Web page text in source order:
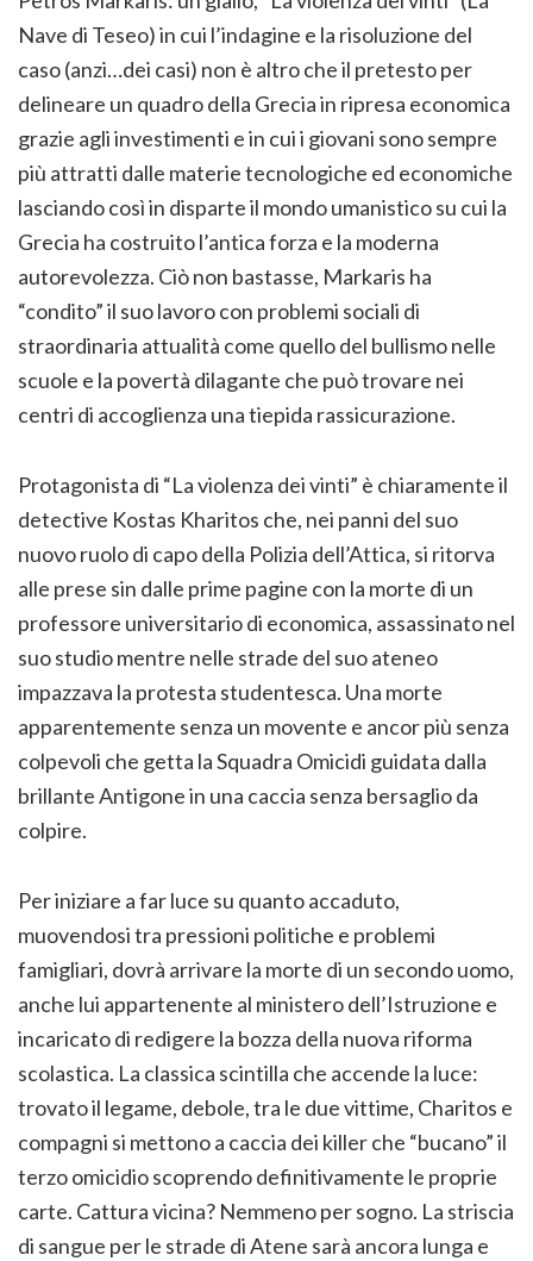
Nave di Teseo) in cui l’indagine e la risoluzione del
caso (anzi…dei casi) non è altro che il pretesto per
delineare un quadro della Grecia in ripresa economica
grazie agli investimenti e in cui i giovani sono sempre
più attratti dalle materie tecnologiche ed economiche
lasciando così in disparte il mondo umanistico su cui la
Grecia ha costruito l’antica forza e la moderna
autorevolezza. Ciò non bastasse, Markaris ha
“condito” il suo lavoro con problemi sociali di
straordinaria attualità come quello del bullismo nelle
scuole e la povertà dilagante che può trovare nei
centri di accoglienza una tiepida rassicurazione.
Protagonista di “La violenza dei vinti” è chiaramente il
detective Kostas Kharitos che, nei panni del suo
nuovo ruolo di capo della Polizia dell’Attica, si ritorva
alle prese sin dalle prime pagine con la morte di un
professore universitario di economica, assassinato nel
suo studio mentre nelle strade del suo ateneo
impazzava la protesta studentesca. Una morte
apparentemente senza un movente e ancor più senza
colpevoli che getta la Squadra Omicidi guidata dalla
brillante Antigone in una caccia senza bersaglio da
colpire.
Per iniziare a far luce su quanto accaduto,
muovendosi tra pressioni politiche e problemi
famigliari, dovrà arrivare la morte di un secondo uomo,
anche lui appartenente al ministero dell’Istruzione e
incaricato di redigere la bozza della nuova riforma
scolastica. La classica scintilla che accende la luce:
trovato il legame, debole, tra le due vittime, Charitos e
compagni si mettono a caccia dei killer che “bucano” il
terzo omicidio scoprendo definitivamente le proprie
carte. Cattura vicina? Nemmeno per sogno. La striscia
di sangue per le strade di Atene sarà ancora lunga e